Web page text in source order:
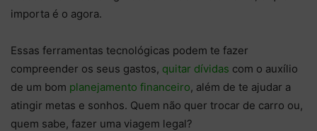
importa é o agora.
Essas ferramentas tecnológicas podem te fazer
compreender os seus gastos, quitar dívidas com o auxílio
de um bom planejamento financeiro, além de te ajudar a
atingir metas e sonhos. Quem não quer trocar de carro ou,
quem sabe, fazer uma viagem legal?